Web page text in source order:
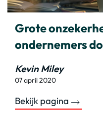
Grote
ondernemers
Kevin Miley
07 april 2020
Bekijk pagina